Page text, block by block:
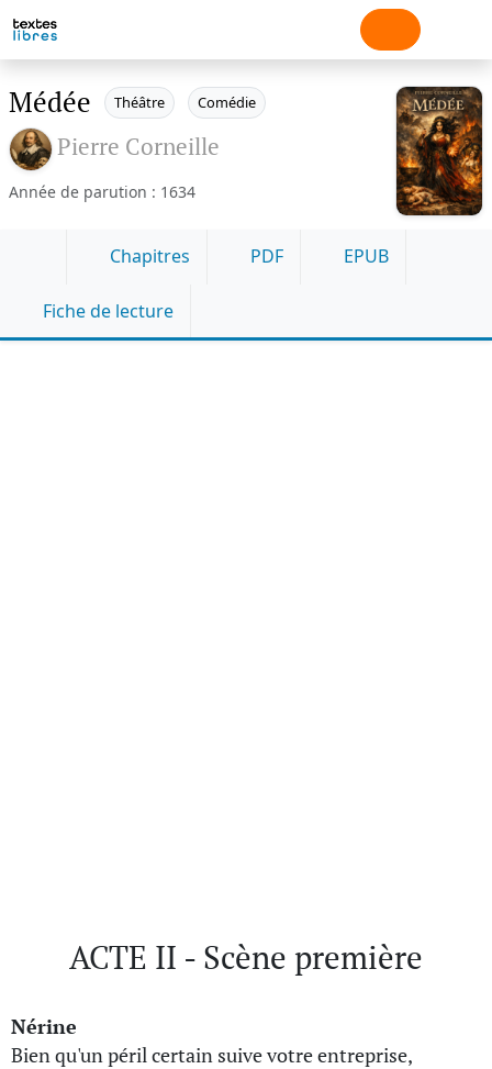
Médée Théâtre Comédie
Pierre Corneille
Année de parution : 1634
Chapitres PDF EPUB
Fiche de lecture
ACTE II - Scène première
Nérine
Bien qu'un péril certain suive votre entreprise,